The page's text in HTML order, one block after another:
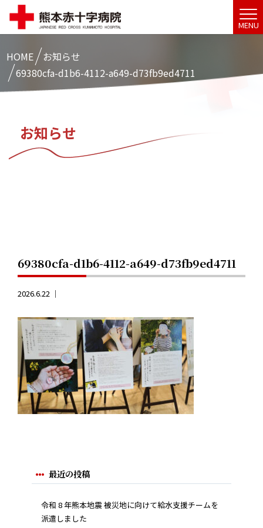
MENU
HOME
お知らせ
69380cfa-d1b6-4112-a649-d73fb9ed4711
お知らせ
69380cfa-d1b6-4112-a649-d73fb9ed4711
2026.6.22 ｜
最近の投稿
令和 8 年熊本地震 被災地に向けて給水支援チームを
派遣しました